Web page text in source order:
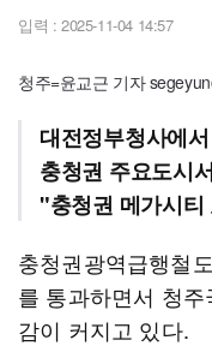
입력 : 2025-11-04 14:57
청주=윤교근 기자
대전정부청사에
충청권 주요도시
"충청권 메가시
충청권광역급행철
를 통과하면서 청
감이 커지고 있다.